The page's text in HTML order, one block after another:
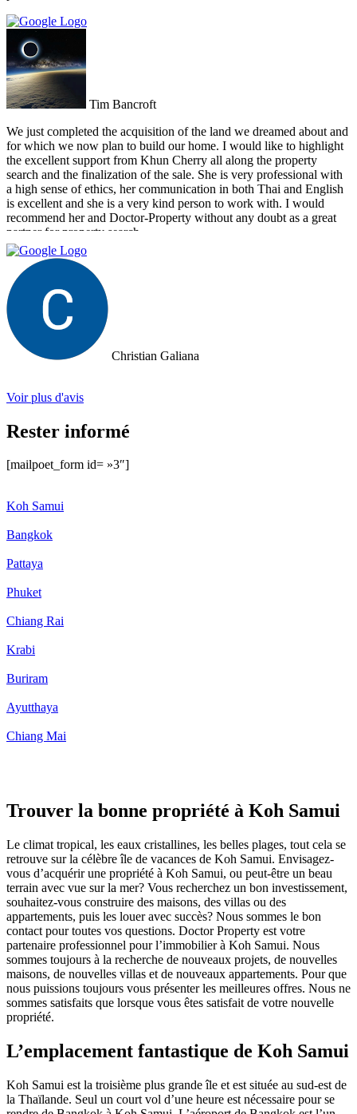
Tim Bancroft
We just completed the acquisition of the land we dreamed about and
for which we now plan to build our home. I would like to highlight
the excellent support from Khun Cherry all along the property
search and the finalization of the sale. She is very professional with
a high sense of ethics, her communication in both Thai and English
is excellent and she is a very kind person to work with. I would
recommend her and Doctor-Property without any doubt as a great
partner for property search.
Christian Galiana
Voir plus d'avis
Rester informé
[mailpoet_form id= »3″]
Koh Samui
Bangkok
Pattaya
Phuket
Chiang Rai
Krabi
Buriram
Ayutthaya
Chiang Mai
Trouver la bonne propriété à Koh Samui
Le climat tropical, les eaux cristallines, les belles plages, tout cela se
retrouve sur la célèbre île de vacances de Koh Samui. Envisagez-
vous d’acquérir une propriété à Koh Samui, ou peut-être un beau
terrain avec vue sur la mer? Vous recherchez un bon investissement,
souhaitez-vous construire des maisons, des villas ou des
appartements, puis les louer avec succès? Nous sommes le bon
contact pour toutes vos questions. Doctor Property est votre
partenaire professionnel pour l’immobilier à Koh Samui. Nous
sommes toujours à la recherche de nouveaux projets, de nouvelles
maisons, de nouvelles villas et de nouveaux appartements. Pour que
nous puissions toujours vous présenter les meilleures offres. Nous ne
sommes satisfaits que lorsque vous êtes satisfait de votre nouvelle
propriété.
L’emplacement fantastique de Koh Samui
Koh Samui est la troisième plus grande île et est située au sud-est de
la Thaïlande. Seul un court vol d’une heure est nécessaire pour se